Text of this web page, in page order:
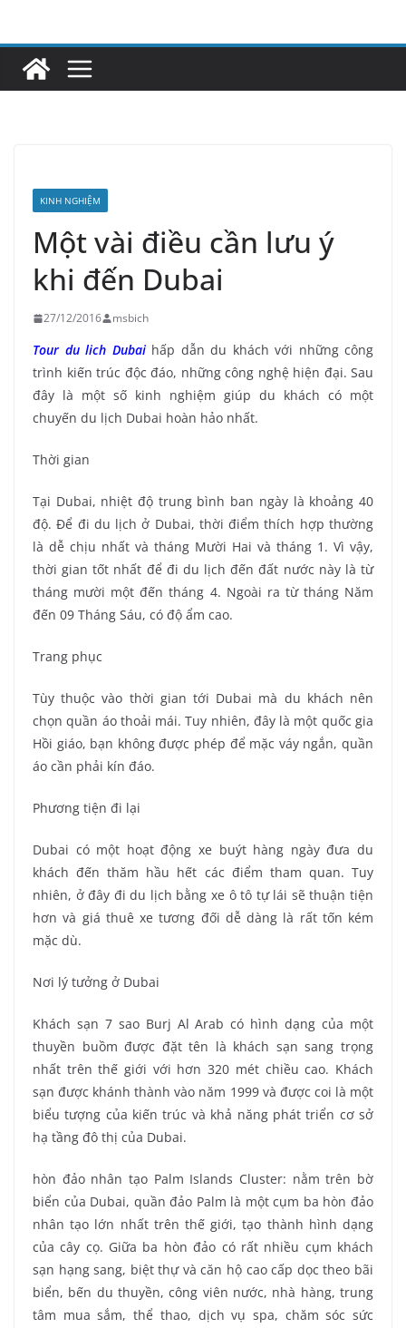
content
KINH NGHIỆM
Một vài điều cần lưu ý
khi đến Dubai
27/12/2016 msbich
Tour du lich Dubai hấp dẫn du khách với những công
trình kiến trúc độc đáo, những công nghệ hiện đại. Sau
đây là một số kinh nghiệm giúp du khách có một
chuyến du lịch Dubai hoàn hảo nhất.
Thời gian
Tại Dubai, nhiệt độ trung bình ban ngày là khoảng 40
độ. Để đi du lịch ở Dubai, thời điểm thích hợp thường
là dễ chịu nhất và tháng Mười Hai và tháng 1. Vì vậy,
thời gian tốt nhất để đi du lịch đến đất nước này là từ
tháng mười một đến tháng 4. Ngoài ra từ tháng Năm
đến 09 Tháng Sáu, có độ ẩm cao.
Trang phục
Tùy thuộc vào thời gian tới Dubai mà du khách nên
chọn quần áo thoải mái. Tuy nhiên, đây là một quốc gia
Hồi giáo, bạn không được phép để mặc váy ngắn, quần
áo cần phải kín đáo.
Phương tiện đi lại
Dubai có một hoạt động xe buýt hàng ngày đưa du
khách đến thăm hầu hết các điểm tham quan. Tuy
nhiên, ở đây đi du lịch bằng xe ô tô tự lái sẽ thuận tiện
hơn và giá thuê xe tương đối dễ dàng là rất tốn kém
mặc dù.
Nơi lý tưởng ở Dubai
Khách sạn 7 sao Burj Al Arab có hình dạng của một
thuyền buồm được đặt tên là khách sạn sang trọng
nhất trên thế giới với hơn 320 mét chiều cao. Khách
sạn được khánh thành vào năm 1999 và được coi là một
biểu tượng của kiến trúc và khả năng phát triển cơ sở
hạ tầng đô thị của Dubai.
hòn đảo nhân tạo Palm Islands Cluster: nằm trên bờ
biển của Dubai, quần đảo Palm là một cụm ba hòn đảo
nhân tạo lớn nhất trên thế giới, tạo thành hình dạng
của cây cọ. Giữa ba hòn đảo có rất nhiều cụm khách
sạn hạng sang, biệt thự và căn hộ cao cấp dọc theo bãi
biển, bến du thuyền, công viên nước, nhà hàng, trung
tâm mua sắm, thể thao, dịch vụ spa, chăm sóc sức